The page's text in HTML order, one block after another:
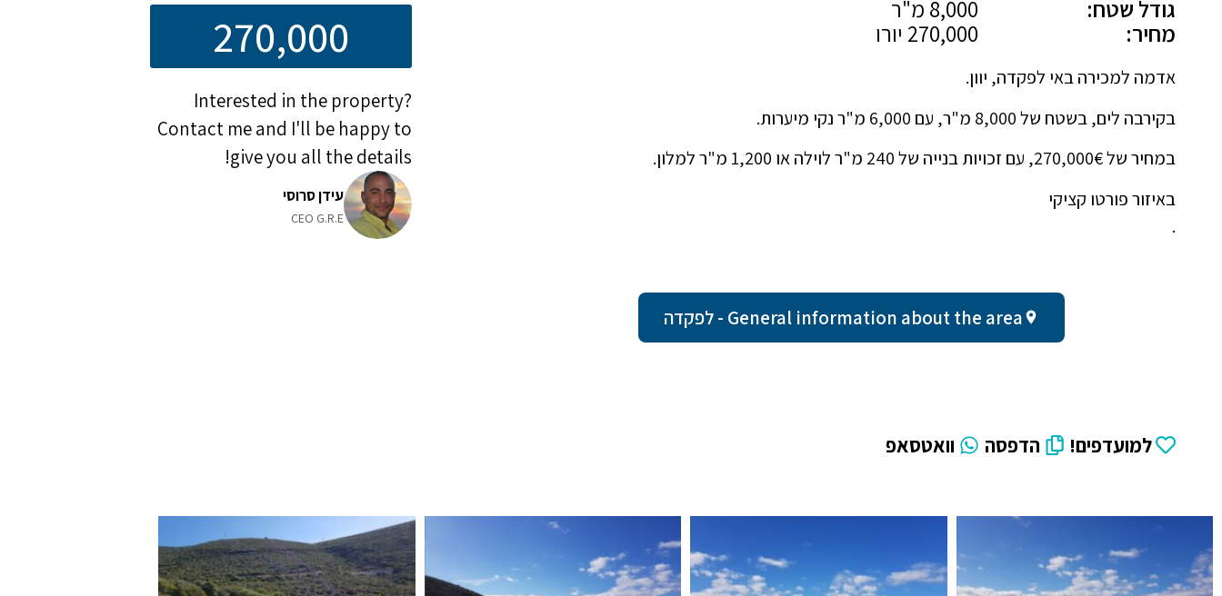
גודל שטח:
מחיר:
אדמה למכירה באי לפקדה, יוון.
בקירבה לים, בשטח של 8,000 מ"ר, עם 6,000 מ"ר נקי מיערות.
במחיר של 270,000€, עם זכויות בנייה של 240 מ"ר לוילה או 1,200 מ"ר למלון.
באיזור פורטו קציקי
.
General information about the area - לפקדה
למועדפים! הדפסה וואטסאפ
270,000
Interested in the property?
Contact me and I'll be happy to
give you all the details!
עידן סרוסי
CEO G.R.E